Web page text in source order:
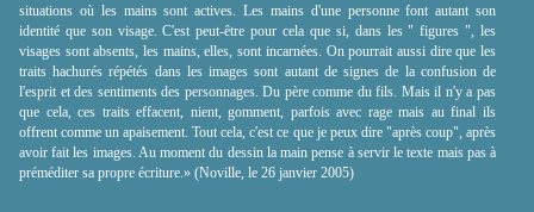
situations où les mains sont actives. Les mains d'une personne font autant son
identité que son visage. C'est peut-être pour cela que si, dans les " figures ", les
visages sont absents, les mains, elles, sont incarnées. On pourrait aussi dire que les
traits hachurés répétés dans les images sont autant de signes de la confusion de
l'esprit et des sentiments des personnages. Du père comme du fils. Mais il n'y a pas
que cela, ces traits effacent, nient, gomment, parfois avec rage mais au final ils
offrent comme un apaisement. Tout cela, c'est ce que je peux dire "après coup", après
avoir fait les images. Au moment du dessin la main pense à servir le texte mais pas à
préméditer sa propre écriture.» (Noville, le 26 janvier 2005)